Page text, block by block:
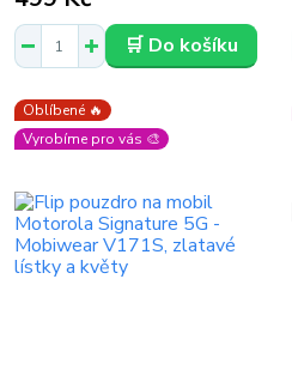
🛒 Do košíku
Oblíbené 🔥
Vyrobíme pro vás 🎨